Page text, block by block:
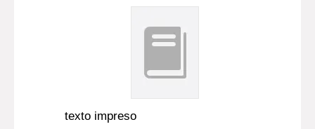
texto impreso